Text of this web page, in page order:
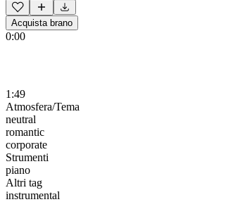
Acquista brano
0:00
1:49
Atmosfera/Tema
neutral
romantic
corporate
Strumenti
piano
Altri tag
instrumental